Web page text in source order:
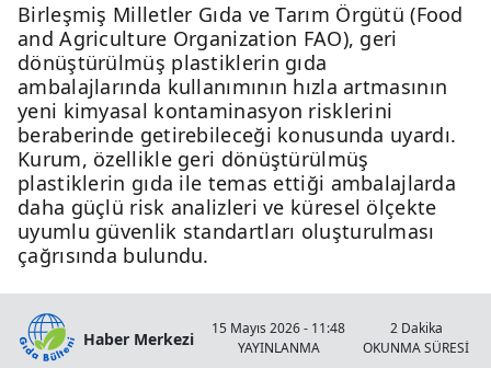
Birleşmiş Milletler Gıda ve Tarım Örgütü (Food
and Agriculture Organization FAO), geri
dönüştürülmüş plastiklerin gıda
ambalajlarında kullanımının hızla artmasının
yeni kimyasal kontaminasyon risklerini
beraberinde getirebileceği konusunda uyardı.
Kurum, özellikle geri dönüştürülmüş
plastiklerin gıda ile temas ettiği ambalajlarda
daha güçlü risk analizleri ve küresel ölçekte
uyumlu güvenlik standartları oluşturulması
çağrısında bulundu.
Haber Merkezi
15 Mayıs 2026 - 11:48
YAYINLANMA
2 Dakika
OKUNMA SÜRESİ